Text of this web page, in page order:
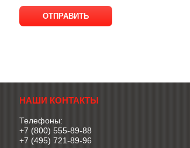
НАШИ КОНТАКТЫ
Телефоны:
+7 (800) 555-89-88
+7 (495) 721-89-96